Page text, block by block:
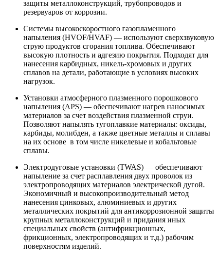
защиты металлоконструкций, трубопроводов и
резервуаров от коррозии.
Системы высокоскоростного газопламенного
напыления (HVOF/HVAF) — используют сверхзвуковую
струю продуктов сгорания топлива. Обеспечивают
высокую плотность и адгезию покрытия. Подходят для
нанесения карбидных, никель-хромовых и других
сплавов на детали, работающие в условиях высоких
нагрузок.
Установки атмосферного плазменного порошкового
напыления (APS) — обеспечивают нагрев наносимых
материалов за счет воздействия плазменной струи.
Позволяют напылять тугоплавкие материалы: оксиды,
карбиды, молибден, а также цветные металлы и сплавы
на их основе в том числе никелевые и кобальтовые
сплавы.
Электродуговые установки (TWAS) — обеспечивают
напыление за счет расплавления двух проволок из
электропроводящих материалов электрической дугой.
Экономичный и высокопроизводительный метод
нанесения цинковых, алюминиевых и других
металлических покрытий для антикоррозионной защиты
крупных металлоконструкций и придания иных
специальных свойств (антифрикционных,
фрикционных, электропроводящих и т.д.) рабочим
поверхностям изделий.